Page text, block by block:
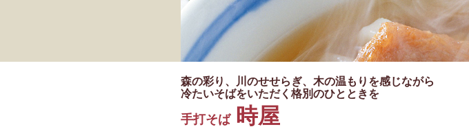
森の彩り、川のせせらぎ、木の温もりを感じながら
冷たいそばをいただく格別のひとときを
手打そば時屋